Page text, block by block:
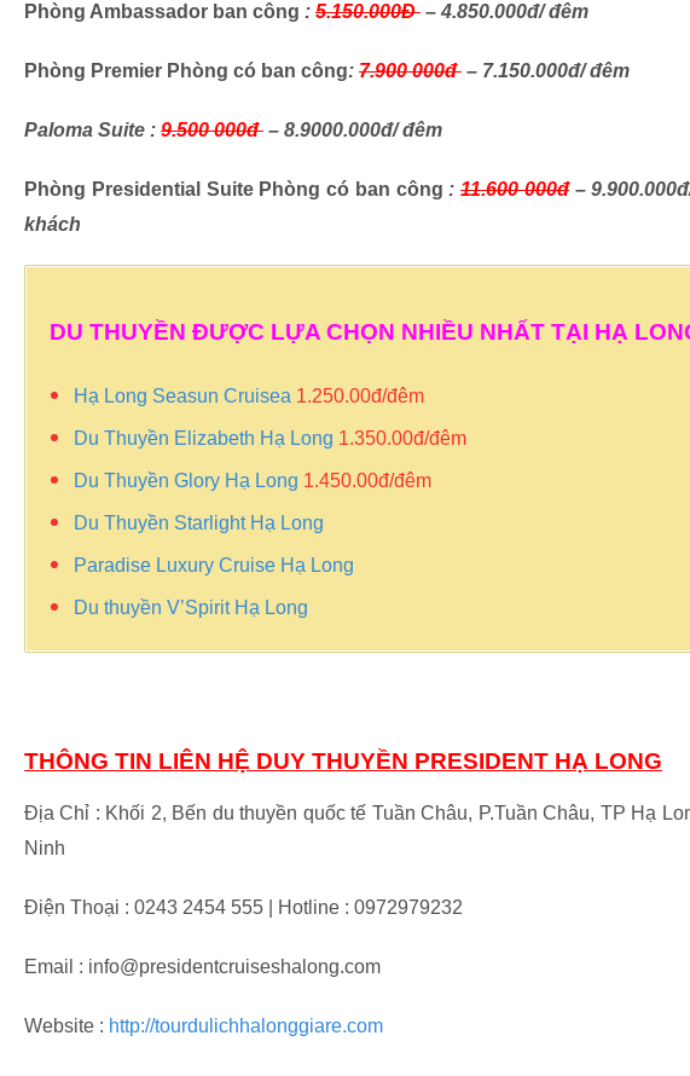
Phòng Ambassador ban công : 5.150.000Đ – 4.850.000đ/ đêm
Phòng Premier Phòng có ban công: 7.900 000đ – 7.150.000đ/ đêm
Paloma Suite : 9.500 000đ – 8.9000.000đ/ đêm
Phòng Presidential Suite Phòng có ban công :11.600 000đ–
khách
DU THUYỀN ĐƯỢC LỰA CHỌN NHIỀU NHẤT TẠI HẠ
Hạ Long Seasun Cruisea 1.250.00đ/đêm
Du Thuyền Elizabeth Hạ Long 1.350.00đ/đêm
Du Thuyền Glory Hạ Long 1.450.00đ/đêm
Du Thuyền Starlight Hạ Long
Paradise Luxury Cruise Hạ Long
Du thuyền V’Spirit Hạ Long
THÔNG TIN LIÊN HỆ DUY THUYỀN PRESIDENT HẠ LONG
Địa Chỉ : Khối 2, Bến du thuyền quốc tế Tuần Châu, P.Tuần Châu, TP Hạ
Ninh
Điện Thoại : 0243 2454 555 | Hotline : 0972979232
Email : info@presidentcruiseshalong.com
Website : http://tourdulichhalonggiare.com